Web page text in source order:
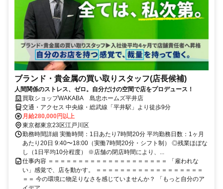
ブランド・貴金属の買い取りスタッフ(店長候補)
人間関係のストレス、ゼロ。自分だけの空間で店をプロデュース！
買取ショップWAKABA 島忠ホームズ平井店
交通・アクセス 中央線・総武線「平井駅」より徒歩9分
月給280,000円以上
東京都東京23区江戸川区
勤務時間詳細 実働時間：1日あたり7時間20分 平均勤務日数：1ヶ月
あたり20日 9:40〜18:00（実働7時間20分・シフト制） ◎残業ほぼな
し（1日平均10分程度） ※店舗の閉店時間により、...
仕事内容 ＝＝＝＝＝＝＝＝＝＝＝＝＝＝＝＝＝＝＝＝ 「雇われな
い」感覚で、店を動かす。 ＝＝＝＝＝＝＝＝＝＝＝＝＝＝＝＝＝＝
＝＝ 今の環境に物足りなさを感じていませんか？ 「もっと自分のア